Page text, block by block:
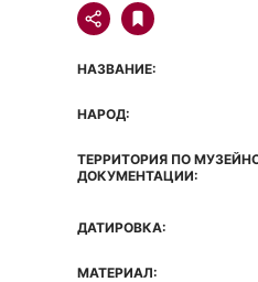
НАЗВАНИЕ:
НАРОД:
ТЕРРИТОРИЯ ПО
ДОКУМЕНТАЦИИ:
ДАТИРОВКА:
МАТЕРИАЛ: